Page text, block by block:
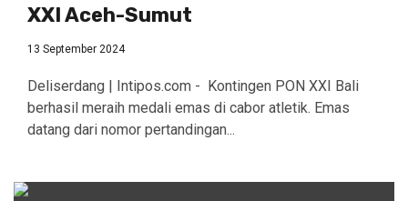
XXI Aceh-Sumut
13 September 2024
Deliserdang | Intipos.com - Kontingen PON XXI Bali
berhasil meraih medali emas di cabor atletik. Emas
datang dari nomor pertandingan...